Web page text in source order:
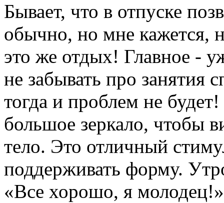
Бывает, что в отпуске
обычно, но мне кажется,
это же отдых! Главное -
не забывать про занятия
тогда и проблем не
большое зеркало, чтобы
тело. Это отличный
поддерживать форму.
«Все хорошо, я молодец!»